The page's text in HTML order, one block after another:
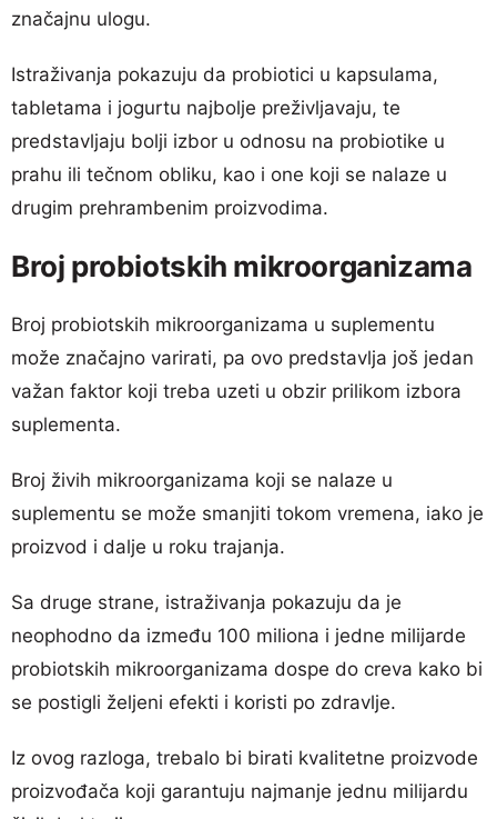
značajnu ulogu.
Istraživanja pokazuju da probiotici u kapsulama,
tabletama i jogurtu najbolje preživljavaju, te
predstavljaju bolji izbor u odnosu na probiotike u
prahu ili tečnom obliku, kao i one koji se nalaze u
drugim prehrambenim proizvodima.
Broj probiotskih mikroorganizama
Broj probiotskih mikroorganizama u suplementu
može značajno varirati, pa ovo predstavlja još jedan
važan faktor koji treba uzeti u obzir prilikom izbora
suplementa.
Broj živih mikroorganizama koji se nalaze u
suplementu se može smanjiti tokom vremena, iako je
proizvod i dalje u roku trajanja.
Sa druge strane, istraživanja pokazuju da je
neophodno da između 100 miliona i jedne milijarde
probiotskih mikroorganizama dospe do creva kako bi
se postigli željeni efekti i koristi po zdravlje.
Iz ovog razloga, trebalo bi birati kvalitetne proizvode
proizvođača koji garantuju najmanje jednu milijardu